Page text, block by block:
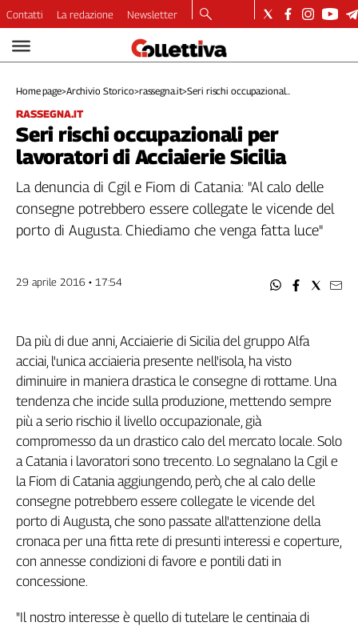
Video
Dirette
Longform
Copertine
Economia
Lavoro
Diritti
Internazionale
Categorie
Filcams
Filctem
Fillea
Filt
Nidil
Slc
Inca
Contatti La redazione Newsletter
Home page>Archivio Storico>rassegna.it>Seri rischi occupazional...
RASSEGNA.IT
Seri rischi occupazionali per
lavoratori di Acciaierie Sicilia
La denuncia di Cgil e Fiom di Catania: "Al calo delle
consegne potrebbero essere collegate le vicende del
porto di Augusta. Chiediamo che venga fatta luce"
29 aprile 2016 • 17:54
Da più di due anni, Acciaierie di Sicilia del gruppo Alfa
acciai, l'unica acciaieria presente nell'isola, ha visto
diminuire in maniera drastica le consegne di rottame. Una
tendenza che incide sulla produzione, mettendo sempre
più a serio rischio il livello occupazionale, già
compromesso da un drastico calo del mercato locale. Solo
a Catania i lavoratori sono trecento. Lo segnalano la Cgil e
la Fiom di Catania aggiungendo, però, che al calo delle
consegne potrebbero essere collegate le vicende del
porto di Augusta, che sono passate all'attenzione della
cronaca per una fitta rete di presunti interessi e coperture,
con annesse condizioni di favore e pontili dati in
concessione.
"Il nostro interesse è quello di tutelare le centinaia di